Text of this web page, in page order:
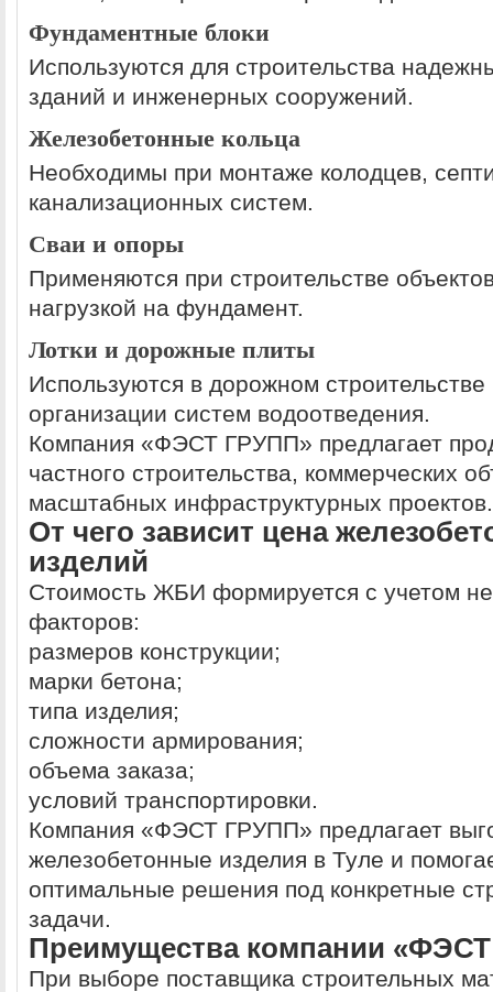
Фундаментные блоки
Используются для строительства
зданий и инженерных сооружений.
Железобетонные кольца
Необходимы при монтаже колодцев,
канализационных систем.
Сваи и опоры
Применяются при строительстве
нагрузкой на фундамент.
Лотки и дорожные плиты
Используются в дорожном строительстве
организации систем водоотведения.
Компания «ФЭСТ ГРУПП» предлагает
частного строительства, коммерческих
масштабных инфраструктурных проектов.
От чего зависит цена
изделий
Стоимость ЖБИ формируется с учетом
факторов:
размеров конструкции;
марки бетона;
типа изделия;
сложности армирования;
объема заказа;
условий транспортировки.
Компания «ФЭСТ ГРУПП» предлагает
железобетонные изделия в Туле и
оптимальные решения под конкретные
задачи.
Преимущества компании
При выборе поставщика строительных